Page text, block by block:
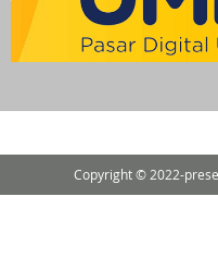
Copyright © 2022-